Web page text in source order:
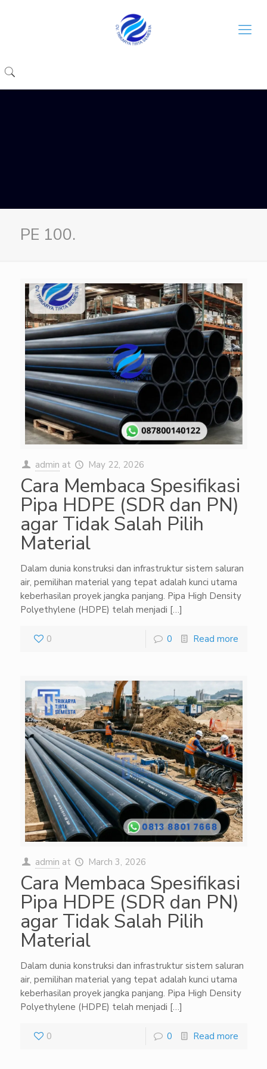
PE 100.
admin at May 22, 2026
Cara Membaca Spesifikasi
Pipa HDPE (SDR dan PN)
agar Tidak Salah Pilih
Material
Dalam dunia konstruksi dan infrastruktur sistem saluran
air, pemilihan material yang tepat adalah kunci utama
keberhasilan proyek jangka panjang. Pipa High Density
Polyethylene (HDPE) telah menjadi […]
0 0 Read more
admin at March 3, 2026
Cara Membaca Spesifikasi
Pipa HDPE (SDR dan PN)
agar Tidak Salah Pilih
Material
Dalam dunia konstruksi dan infrastruktur sistem saluran
air, pemilihan material yang tepat adalah kunci utama
keberhasilan proyek jangka panjang. Pipa High Density
Polyethylene (HDPE) telah menjadi […]
0 0 Read more